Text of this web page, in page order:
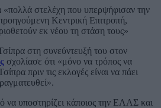
στελέχη που υπερψήφισαν την
Κεντρική Επιτροπή,
εκ νέου τη στάση τους»
στη συνεύντευξή του στον
σχολίασε ότι «μόνο να τρόπος να
πριν τις εκλογές είναι να πάει
να υποστηρίζει κάποιος την ΕΛΑΣ και